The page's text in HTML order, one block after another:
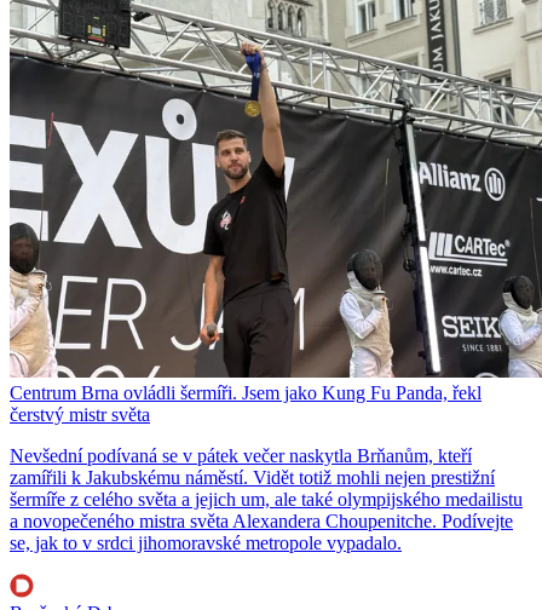
Centrum Brna ovládli šermíři. Jsem jako Kung Fu Panda, řekl
čerstvý mistr světa
Nevšední podívaná se v pátek večer naskytla Brňanům, kteří
zamířili k Jakubskému náměstí. Vidět totiž mohli nejen prestižní
šermíře z celého světa a jejich um, ale také olympijského medailistu
a novopečeného mistra světa Alexandera Choupenitche. Podívejte
se, jak to v srdci jihomoravské metropole vypadalo.